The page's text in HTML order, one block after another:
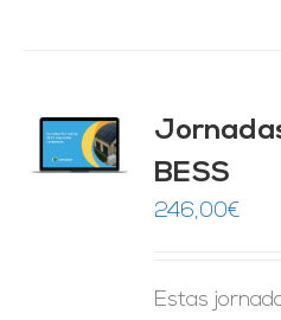
BESS
246,00€
Estas